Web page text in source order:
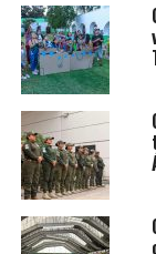
Se trata de una
administración
año 2007, posó
La periodista
molestó por una
hice una crítica,